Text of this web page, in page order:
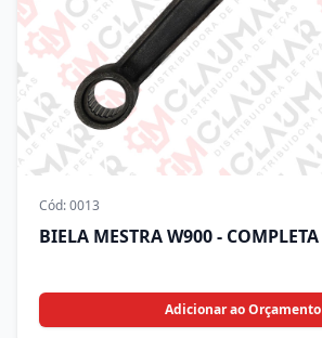
Cód:0013
BIELA MESTRA W900 - COMPLETA
Adicionar ao Orçamento